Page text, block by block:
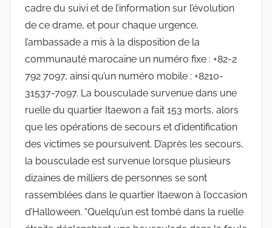
cadre du suivi et de l’information sur l’évolution
de ce drame, et pour chaque urgence,
l’ambassade a mis à la disposition de la
communauté marocaine un numéro fixe : +82-2
792 7097, ainsi qu’un numéro mobile : +8210-
31537-7097. La bousculade survenue dans une
ruelle du quartier Itaewon a fait 153 morts, alors
que les opérations de secours et d’identification
des victimes se poursuivent. D’après les secours,
la bousculade est survenue lorsque plusieurs
dizaines de milliers de personnes se sont
rassemblées dans le quartier Itaewon à l’occasion
d’Halloween. “Quelqu’un est tombé dans la ruelle